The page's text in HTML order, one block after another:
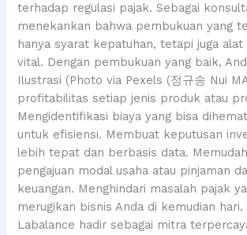
terhadap regulasi pajak. Sebagai
menekankan bahwa pembukuan yang
hanya syarat kepatuhan, tetapi juga
vital. Dengan pembukuan yang baik,
Ilustrasi (Photo via Pexels (정규송 Nui
profitabilitas setiap jenis produk atau
Mengidentifikasi biaya yang bisa
untuk efisiensi. Membuat keputusan
lebih tepat dan berbasis data.
pengajuan modal usaha atau pinjaman
keuangan. Menghindari masalah pajak
merugikan bisnis Anda di kemudian hari.
Labalance hadir sebagai mitra